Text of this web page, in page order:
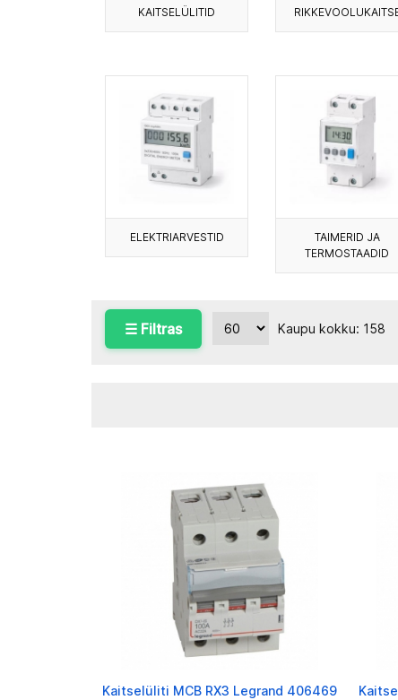
KAITSELÜLITID
ELEKTRIARVESTID
TAIMERID JA
TERMOSTAADID
☰ Filtras Kaupu kokku: 158
Kaitselüliti MCB RX3 Legrand 406469